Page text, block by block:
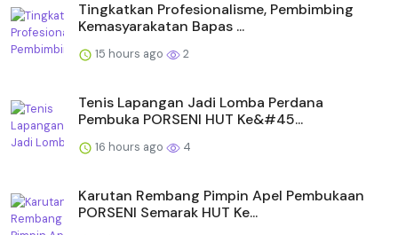
Tingkatkan Profesionalisme, Pembimbing
Kemasyarakatan Bapas ...
15 hours ago 2
Tenis Lapangan Jadi Lomba Perdana
Pembuka PORSENI HUT Ke&#45...
16 hours ago 4
Karutan Rembang Pimpin Apel Pembukaan
PORSENI Semarak HUT Ke...